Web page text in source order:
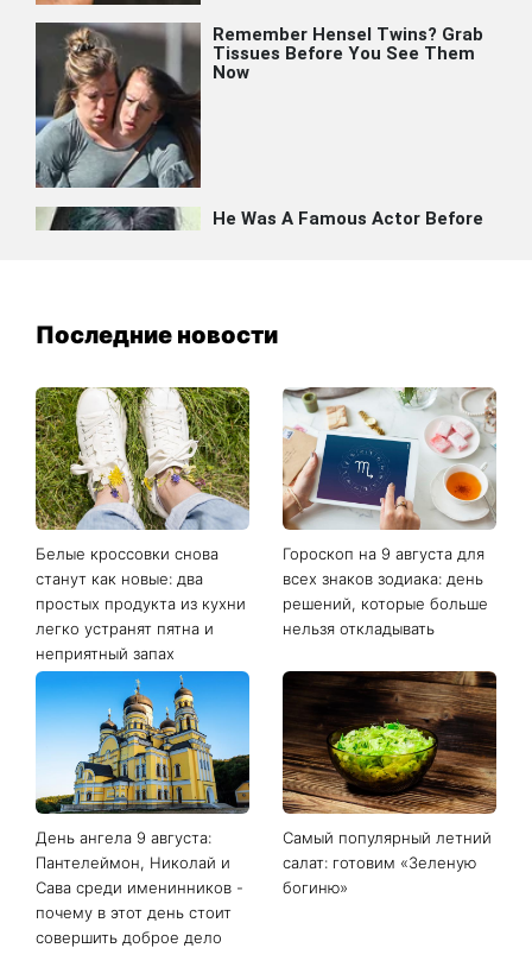
Последние новости